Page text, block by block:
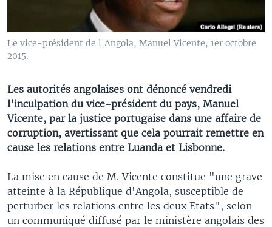
Le vice-président de l'Angola, Manuel Vicente, 1er octobre
2015.
Les autorités angolaises ont dénoncé vendredi
l'inculpation du vice-président du pays, Manuel
Vicente, par la justice portugaise dans une affaire de
corruption, avertissant que cela pourrait remettre en
cause les relations entre Luanda et Lisbonne.
La mise en cause de M. Vicente constitue "une grave
atteinte à la République d'Angola, susceptible de
perturber les relations entre les deux Etats", selon
un communiqué diffusé par le ministère angolais des